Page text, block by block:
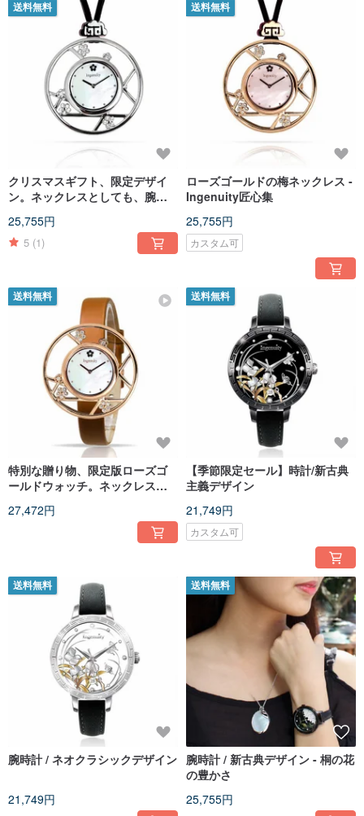
送料無料
クリスマスギフト、限定デザイ
ン。ネックレスとしても、腕時
25,755円
5 (1)
送料無料
ローズゴールドの梅ネックレス -
Ingenuity匠心集
25,755円
カスタム可
送料無料
特別な贈り物、限定版ローズゴ
ールドウォッチ。ネックレスと
27,472円
送料無料
【季節限定セール】時計/新古典
主義デザイン
21,749円
カスタム可
送料無料
腕時計 / ネオクラシックデザイン
21,749円
送料無料
腕時計 / 新古典デザイン - 桐の花
の豊かさ
25,755円